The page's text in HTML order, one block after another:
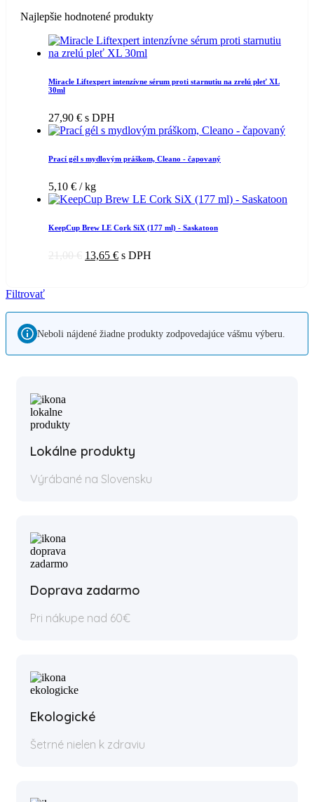
Najlepšie hodnotené produkty
Miracle Liftexpert intenzívne sérum proti starnutiu na zrelú pleť XL
30ml
27,90 € s DPH
Prací gél s mydlovým práškom, Cleano - čapovaný
5,10 € / kg
KeepCup Brew LE Cork SiX (177 ml) - Saskatoon
13,65 € s DPH
Filtrovať
Neboli nájdené žiadne produkty zodpovedajúce vášmu výberu.
Lokálne produkty
Výrábané na Slovensku
Doprava zadarmo
Pri nákupe nad 60€
Ekologické
Šetrné nielen k zdraviu